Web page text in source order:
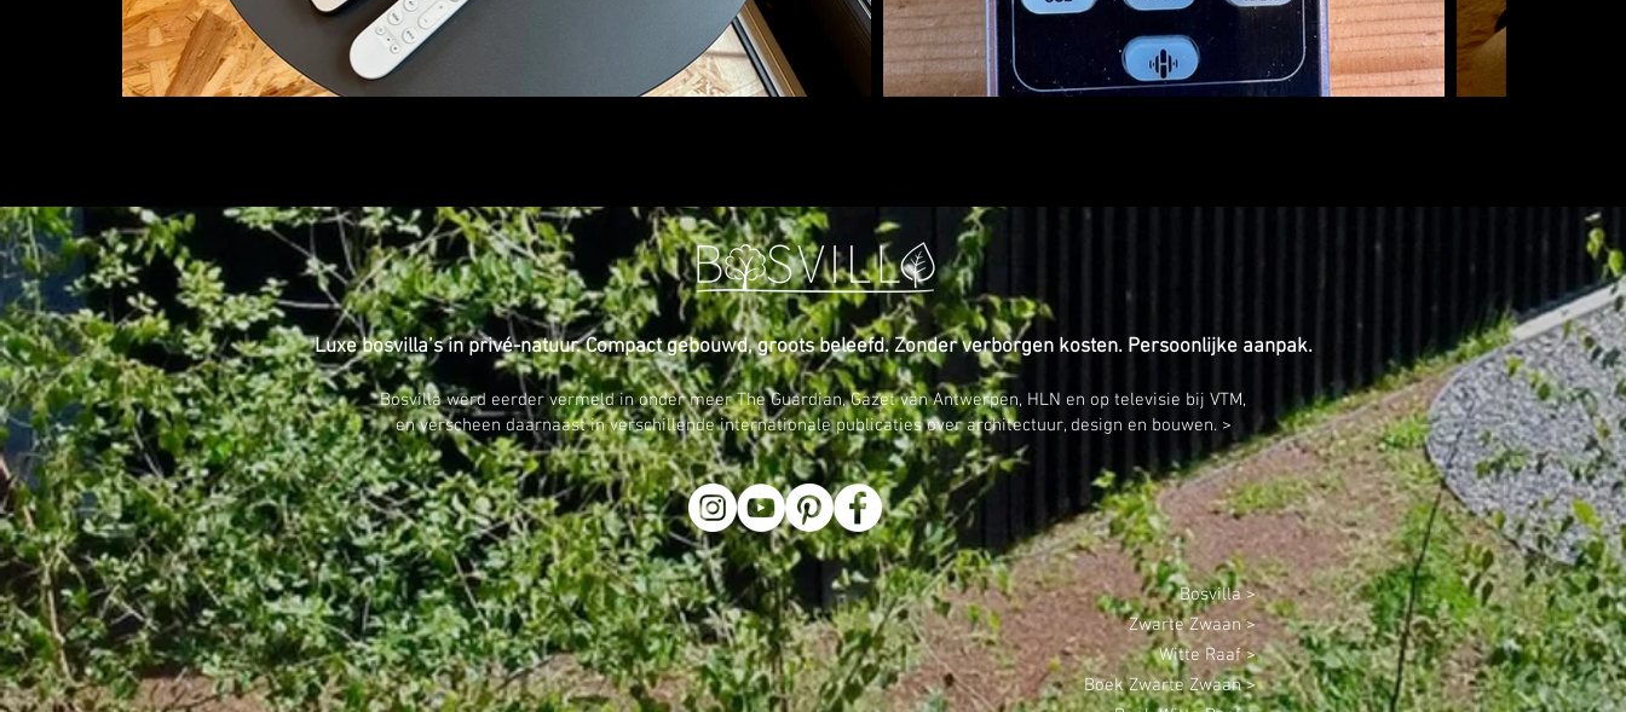
Luxe bosvilla’s in privé-natuur. Compact gebouwd, groots beleefd. Zonder verborgen kosten. Persoonlijke aanpak.
Bosvilla werd eerder vermeld in onder meer The Guardian, Gazet van Antwerpen, HLN en op televisie bij VTM,
en verscheen daarnaast in verschillende internationale publicaties over architectuur, design en bouwen. >
Bosvilla >
Zwarte Zwaan >
Witte Raaf >
Boek Zwarte Zwaan >